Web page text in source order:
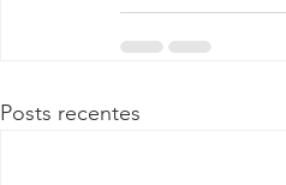
Posts recentes